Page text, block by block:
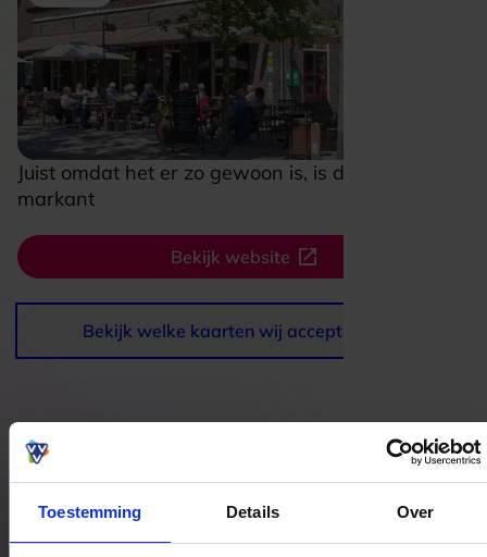
Toestemming Details Over
Juist omdat het er zo gewoon is, is deze plek zo
markant
Bekijk website
Bekijk welke kaarten wij accepteren
Bestedingslocaties